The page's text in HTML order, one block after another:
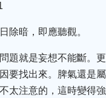
除暗，即應聽觀。
題就是妄想不能斷。
要找出來。脾氣還是
太注意的，這時變得